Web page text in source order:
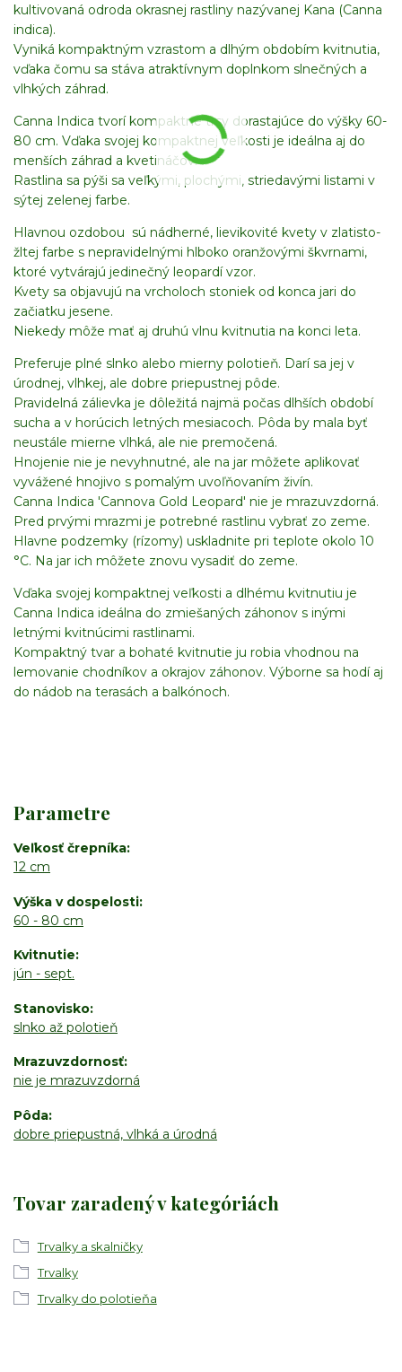
kultivovaná odroda okrasnej rastliny nazývanej Kana (Canna
indica).
Vyniká kompaktným vzrastom a dlhým obdobím kvitnutia,
vďaka čomu sa stáva atraktívnym doplnkom slnečných a
vlhkých záhrad.
Canna Indica tvorí kompaktné trsy dorastajúce do výšky 60-
80 cm. Vďaka svojej kompaktnej veľkosti je ideálna aj do
menších záhrad a kvetináčov.
Rastlina sa pýši sa veľkými, plochými, striedavými listami v
sýtej zelenej farbe.
Hlavnou ozdobou sú nádherné, lievikovité kvety v zlatisto-
žltej farbe s nepravidelnými hlboko oranžovými škvrnami,
ktoré vytvárajú jedinečný leopardí vzor.
Kvety sa objavujú na vrcholoch stoniek od konca jari do
začiatku jesene.
Niekedy môže mať aj druhú vlnu kvitnutia na konci leta.
Preferuje plné slnko alebo mierny polotieň. Darí sa jej v
úrodnej, vlhkej, ale dobre priepustnej pôde.
Pravidelná zálievka je dôležitá najmä počas dlhších období
sucha a v horúcich letných mesiacoch. Pôda by mala byť
neustále mierne vlhká, ale nie premočená.
Hnojenie nie je nevyhnutné, ale na jar môžete aplikovať
vyvážené hnojivo s pomalým uvoľňovaním živín.
Canna Indica 'Cannova Gold Leopard' nie je mrazuvzdorná.
Pred prvými mrazmi je potrebné rastlinu vybrať zo zeme.
Hlavne podzemky (rízomy) uskladnite pri teplote okolo 10
°C. Na jar ich môžete znovu vysadiť do zeme.
Vďaka svojej kompaktnej veľkosti a dlhému kvitnutiu je
Canna Indica ideálna do zmiešaných záhonov s inými
letnými kvitnúcimi rastlinami.
Kompaktný tvar a bohaté kvitnutie ju robia vhodnou na
lemovanie chodníkov a okrajov záhonov. Výborne sa hodí aj
do nádob na terasách a balkónoch.
Parametre
Veľkosť črepníka
12 cm
Výška v dospelosti
60 - 80 cm
Kvitnutie
jún - sept.
Stanovisko
slnko až polotieň
Mrazuvzdornosť
nie je mrazuvzdorná
Pôda
dobre priepustná, vlhká a úrodná
Tovar zaradený v kategóriách
Trvalky a skalničky
Trvalky
Trvalky do polotieňa